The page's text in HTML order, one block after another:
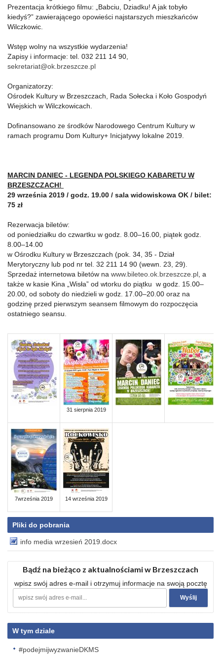
Prezentacja krótkiego filmu: „Babciu, Dziadku! A jak tobyło
kiedyś?” zawierającego opowieści najstarszych mieszkańców
Wilczkowic.
Wstęp wolny na wszystkie wydarzenia!
Zapisy i informacje: tel. 032 211 14 90,
sekretariat@ok.brzeszcze.pl
Organizatorzy:
Ośrodek Kultury w Brzeszczach, Rada Sołecka i Koło Gospodyń
Wiejskich w Wilczkowicach.
Dofinansowano ze środków Narodowego Centrum Kultury w
ramach programu Dom Kultury+ Inicjatywy lokalne 2019.
MARCIN DANIEC - LEGENDA POLSKIEGO KABARETU W
BRZESZCZACH!
29 września 2019 / godz. 19.00 / sala widowiskowa OK / bilet:
75 zł
Rezerwacja biletów:
od poniedziałku do czwartku w godz. 8.00–16.00, piątek godz.
8.00–14.00
w Ośrodku Kultury w Brzeszczach (pok. 34, 35 - Dział
Merytoryczny lub pod nr tel. 32 211 14 90 (wewn. 23, 29).
Sprzedaż internetowa biletów na www.bileteo.ok.brzeszcze.pl , a
także w kasie Kina „Wisła” od wtorku do piątku w godz. 15.00–
20.00, od soboty do niedzieli w godz. 17.00–20.00 oraz na
godzinę przed pierwszym seansem filmowym do rozpoczęcia
ostatniego seansu.
31 sierpnia 2019
7września 2019 14 września 2019
Pliki do pobrania
info media wrzesień 2019.docx
Bądź na bieżąco z aktualnościami w Brzeszczach
wpisz swój adres e-mail i otrzymuj informacje na swoją pocztę
W tym dziale
#podejmijwyzwanieDKMS